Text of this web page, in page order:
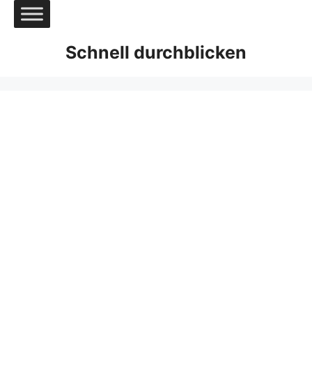
Zum
Inhalt
Schnell durchblicken